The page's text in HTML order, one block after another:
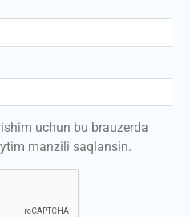
uchun bu brauzerda
manzili saqlansin.